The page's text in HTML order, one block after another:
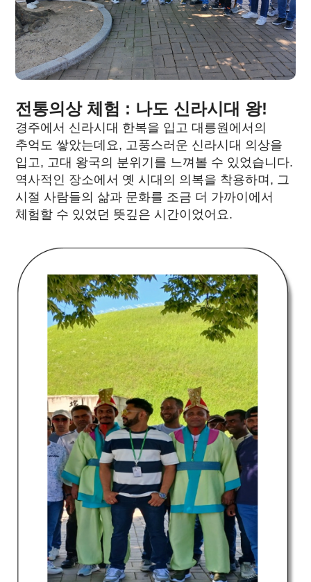
전통의상 체험 : 나도 신라시대 왕!
경주에서 신라시대 한복을 입고 대릉원에서의
추억도 쌓았는데요, 고풍스러운 신라시대 의상을
입고, 고대 왕국의 분위기를 느껴볼 수 있었습니다.
역사적인 장소에서 옛 시대의 의복을 착용하며, 그
시절 사람들의 삶과 문화를 조금 더 가까이에서
체험할 수 있었던 뜻깊은 시간이었어요.